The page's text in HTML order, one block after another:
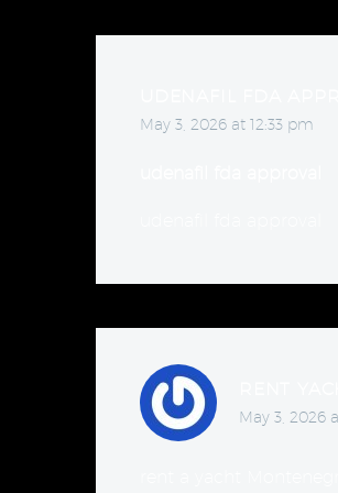
May 3, 2026 at 12:33 pm
May 3, 2026